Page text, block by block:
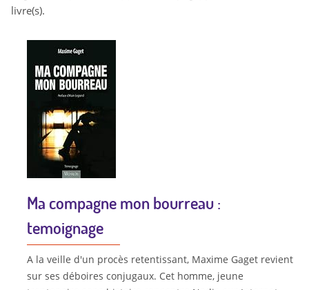
livre(s).
Ma compagne mon bourreau :
temoignage
A la veille d'un procès retentissant, Maxime Gaget revient
sur ses déboires conjugaux. Cet homme, jeune